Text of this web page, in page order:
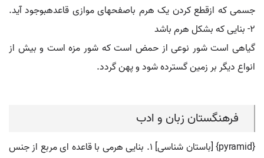
جسمی که ازقطع کردن یک هرم باصفحهای موازی قاعدهبوجود آید.
۲- بنایی که بشکل هرم باشد
گیاهی است شور نوعی از حمض است که شور مزه است و بیش از
انواع دیگر بر زمین گسترده شود و پهن گردد.
فرهنگستان زبان و ادب
{pyramid} [باستان شناسی] 1. بنایی هرمی با قاعده ای مربع از جنس